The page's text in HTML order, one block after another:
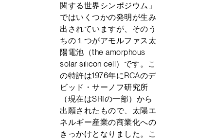
関する世界シンポジウム」
ではいくつかの発明が生み
出されていますが、そのう
ちの１つがアモルファス太
陽電池（the amorphous
solar silicon cell）です。こ
の特許は1976年にRCAのデ
ビッド・サーノフ研究所
（現在はSRIの一部）から
出願されたもので、太陽エ
ネルギー産業の商業化への
きっかけとなりました。こ